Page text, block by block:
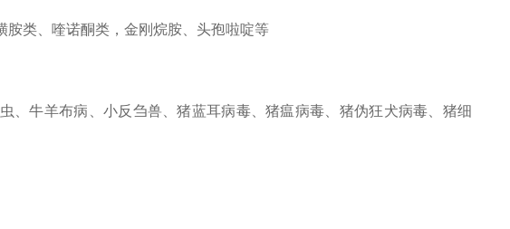
类、喹诺酮类，金刚烷胺、头孢啦啶等
、牛羊布病、小反刍兽、猪蓝耳病毒、猪瘟病毒、猪伪狂犬病毒、猪细